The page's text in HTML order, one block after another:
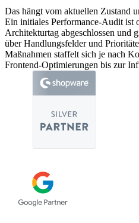
Das hängt vom aktuellen Zustand
Ein initiales Performance-Audit ist
Architekturtag abgeschlossen und
über Handlungsfelder und
Maßnahmen staffelt sich je nach
Frontend-Optimierungen bis zur